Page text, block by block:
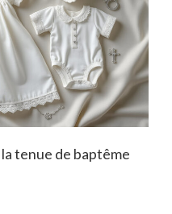
tenue de baptême